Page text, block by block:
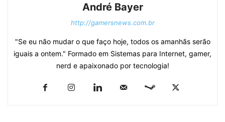
André Bayer
http://gamersnews.com.br
"Se eu não mudar o que faço hoje, todos os amanhãs serão
iguais a ontem." Formado em Sistemas para Internet, gamer,
nerd e apaixonado por tecnologia!